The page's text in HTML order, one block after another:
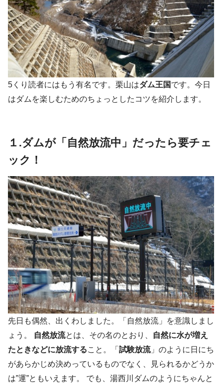
5くり読者にはもう有名です。栗山はダム王国です。今日
はダムを楽しむためのちょっとしたコツを紹介します。
１.ダムが「自然放流中」だったら要チェ
ック！
先日も偶然、出くわしました。「自然放流」を意識しまし
ょう。
自然放流とは、その名のとおり、
自然に水が増え
たときなどに放流すること。「 試験放流」のように日にち
があらかじめ決めっているものでなく、見られるかどうか
は”運”ともいえます。 でも、湯西川ダムのようにちゃんと